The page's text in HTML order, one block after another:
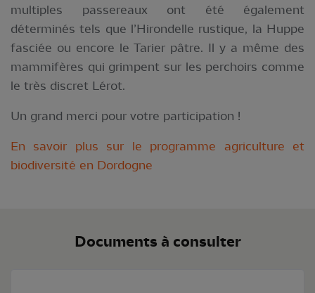
multiples passereaux ont été également
déterminés tels que l’Hirondelle rustique, la Huppe
fasciée ou encore le Tarier pâtre. Il y a même des
mammifères qui grimpent sur les perchoirs comme
le très discret Lérot.
Un grand merci pour votre participation !
En savoir plus sur le programme agriculture et
biodiversité en Dordogne
Documents à consulter